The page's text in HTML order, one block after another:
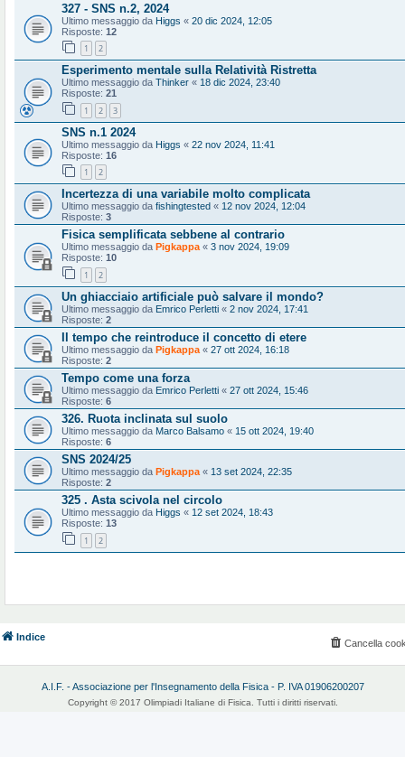
327 - SNS n.2, 2024
Ultimo messaggio da Higgs « 20 dic 2024, 12:05
Risposte: 12
1 2
Esperimento mentale sulla Relatività Ristretta
Ultimo messaggio da Thinker « 18 dic 2024, 23:40
Risposte: 21
1 2 3
SNS n.1 2024
Ultimo messaggio da Higgs « 22 nov 2024, 11:41
Risposte: 16
1 2
Incertezza di una variabile molto complicata
Ultimo messaggio da fishingtested « 12 nov 2024, 12:04
Risposte: 3
Fisica semplificata sebbene al contrario
Ultimo messaggio da Pigkappa« 3 nov 2024, 19:09
Risposte: 10
1 2
Un ghiacciaio artificiale può salvare il mondo?
Ultimo messaggio da Emrico Perletti « 2 nov 2024, 17:41
Risposte: 2
Il tempo che reintroduce il concetto di etere
Ultimo messaggio da Pigkappa « 27 ott 2024, 16:18
Risposte: 2
Tempo come una forza
Ultimo messaggio da Emrico Perletti « 27 ott 2024, 15:46
Risposte: 6
326. Ruota inclinata sul suolo
Ultimo messaggio da Marco Balsamo « 15 ott 2024, 19:40
Risposte: 6
SNS 2024/25
Ultimo messaggio da Pigkappa « 13 set 2024, 22:35
Risposte: 2
325 . Asta scivola nel circolo
Ultimo messaggio da Higgs « 12 set 2024, 18:43
Risposte: 13
1 2
Indice
Cancella
A.I.F. - Associazione per l'Insegnamento della Fisica - P. IVA 01906200207
Copyright © 2017 Olimpiadi Italiane di Fisica. Tutti i diritti riservati.